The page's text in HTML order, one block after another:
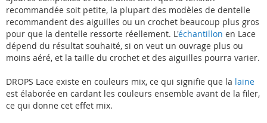
recommandée soit petite, la plupart des modèles de dentelle
recommandent des aiguilles ou un crochet beaucoup plus gros
pour que la dentelle ressorte réellement. L'échantillon en Lace
dépend du résultat souhaité, si on veut un ouvrage plus ou
moins aéré, et la taille du crochet et des aiguilles pourra varier.
DROPS Lace existe en couleurs mix, ce qui signifie que la laine
est élaborée en cardant les couleurs ensemble avant de la filer,
ce qui donne cet effet mix.